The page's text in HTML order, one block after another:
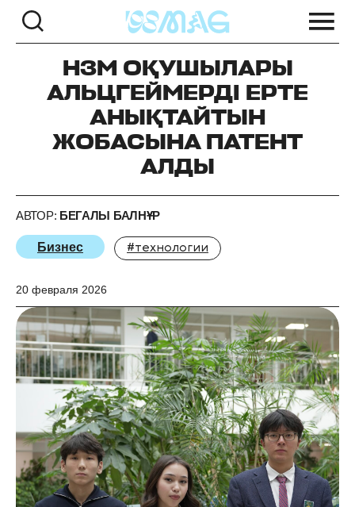
НЗМ ОҚУШЫЛАРЫ
АЛЬЦГЕЙМЕРДІ ЕРТЕ
АНЫҚТАЙТЫН
ЖОБАСЫНА ПАТЕНТ
АЛДЫ
АВТОР: БЕГАЛЫ БАЛНҰР
Бизнес #технологии
20 февраля 2026